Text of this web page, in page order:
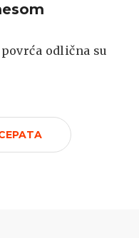
odlična su